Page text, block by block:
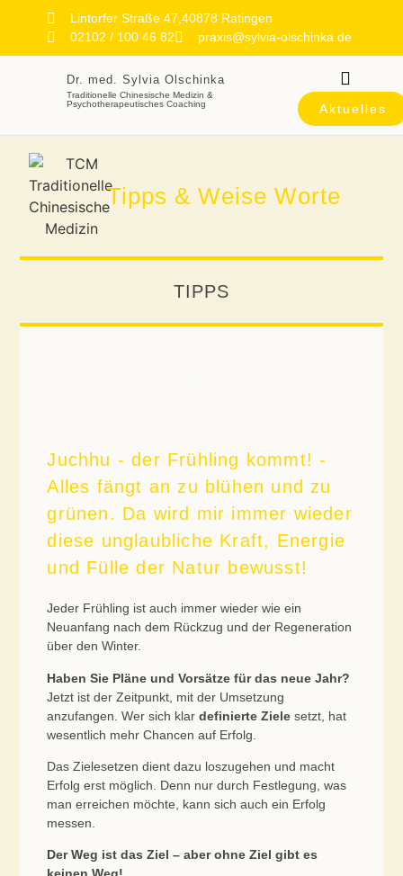
Lintorfer Straße 47,40878 Ratingen
02102 / 100 46 82
praxis@sylvia-olschinka.de
Dr. med. Sylvia Olschinka
Traditionelle Chinesische Medizin &
Psychotherapeutisches Coaching
Aktuelles
Tipps & Weise Worte
TIPPS
Juchhu - der Frühling kommt! -
Alles fängt an zu blühen und zu
grünen. Da wird mir immer wieder
diese unglaubliche Kraft, Energie
und Fülle der Natur bewusst!
Jeder Frühling ist auch immer wieder wie ein
Neuanfang nach dem Rückzug und der Regeneration
über den Winter.
Haben Sie Pläne und Vorsätze für das neue Jahr?
Jetzt ist der Zeitpunkt, mit der Umsetzung
anzufangen. Wer sich klardefinierte Ziele setzt, hat
wesentlich mehr Chancen auf Erfolg.
Das Zielesetzen dient dazu loszugehen und macht
Erfolg erst möglich. Denn nur durch Festlegung, was
man erreichen möchte, kann sich auch ein Erfolg
messen.
Der Weg ist das Ziel – aber ohne Ziel gibt es